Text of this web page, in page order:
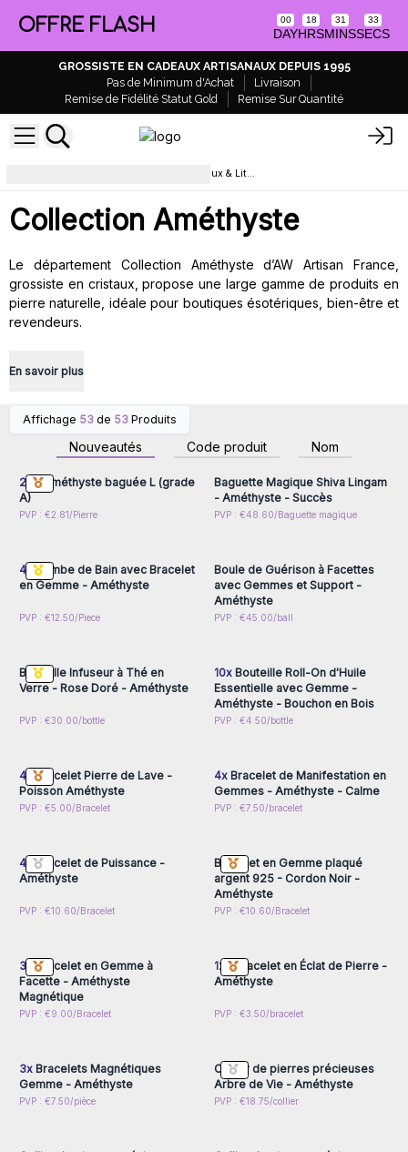
OFFRE FLASH 00
DAY
18
HRS
31
MINS
33
SECS
GROSSISTE EN CADEAUX ARTISANAUX DEPUIS 1995
Pas de Minimum d'Achat
Livraison
Remise de Fidélité Statut Gold
Remise Sur Quantité
Univers Améthyste : Cristaux, Bijoux & Lithothérapie
Collection Améthyste
Le département Collection Améthyste d’AW Artisan France,
grossiste en cristaux, propose une large gamme de produits en
pierre naturelle, idéale pour boutiques ésotériques, bien-être et
revendeurs.
En savoir plus
Affichage 53 de 53 Produits
Nouveautés Code produit Nom
Connectez-vous ou
inscrivez-vous pour
accéder aux prix de gros
24xAméthyste baguée L (grade
A)
PVP : €2.81/Pierre
inscrivez-vous pour
accéder aux prix de gros
Baguette Magique Shiva Lingam
- Améthyste - Succès
PVP : €48.60/Baguette magique
Connectez-vous ou
4x Bombe de Bain avec Bracelet
en Gemme - Améthyste
PVP : €12.50/Piece
Connectez-vous ou
Boule de Guérison à Facettes
avec Gemmes et Support -
Améthyste
PVP : €45.00/ball
Connectez-vous ou
Bouteille Infuseur à Thé en
Verre - Rose Doré - Améthyste
PVP : €30.00/bottle
Connectez-vous ou
10xBouteille Roll-On d'Huile
Essentielle avec Gemme -
Améthyste - Bouchon en Bois
PVP : €4.50/bottle
Connectez-vous ou
4x Bracelet Pierre de Lave -
Poisson Améthyste
PVP : €5.00/Bracelet
Connectez-vous ou
4xBracelet de Manifestation en
Gemmes - Améthyste - Calme
PVP : €7.50/bracelet
Connectez-vous ou
4x Bracelet de Puissance -
Améthyste
PVP : €10.60/Bracelet
Connectez-vous ou
Bracelet en Gemme plaqué
argent 925 - Cordon Noir -
Améthyste
PVP : €10.60/Bracelet
Connectez-vous ou
3x Bracelet en Gemme à
Facette - Améthyste
Magnétique
PVP : €9.00/Bracelet
Connectez-vous ou
12xBracelet en Éclat de Pierre -
Améthyste
PVP : €3.50/bracelet
Connectez-vous ou
3xBracelets Magnétiques
Gemme - Améthyste
PVP : €7.50/pièce
Connectez-vous ou
Collier de pierres précieuses
Arbre de Vie - Améthyste
PVP : €18.75/collier
Connectez-vous ou
Connectez-vous ou